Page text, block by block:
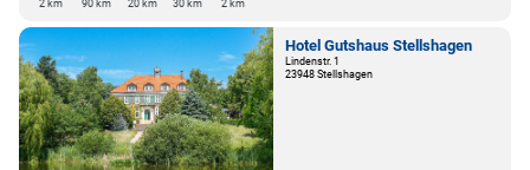
2 km 90 km 20 km 30 km 2 km
Hotel Gutshaus Stellshagen
Lindenstr. 1
23948 Stellshagen